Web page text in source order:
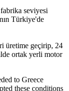
seviyesi
Türkiye'de
üretime geçirip, 24
ortak yerli motor
to Greece
these conditions